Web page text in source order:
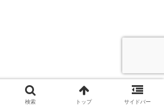
検索 トップ サイドバー